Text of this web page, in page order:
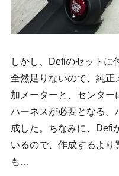
しかし、Defiのセットに
全然足りないので、純正
加メーターと、センター
ハーネスが必要となる。
成した。ちなみに、Defi
いるので、作成するよ
も…